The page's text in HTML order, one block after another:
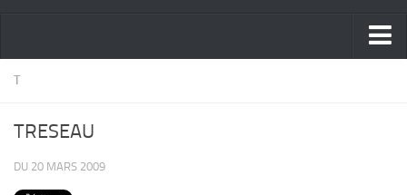
ACTUALITÉ
T
TRESEAU
DU 20 MARS 2009